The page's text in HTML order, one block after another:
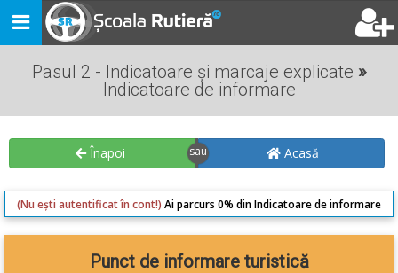
Toggle
navigation
Pasul 2 - Indicatoare și marcaje explicate »
Indicatoare de informare
Înapoi Acasă
(Nu ești autentificat în cont!) Ai parcurs 0% din Indicatoare de informare
Punct de informare turistică